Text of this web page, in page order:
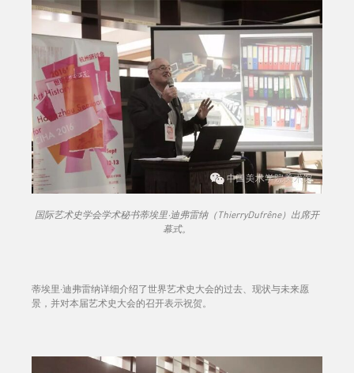
国际艺术史学会学术秘书蒂埃里·迪弗雷纳（ThierryDufrêne）出席开
幕式。
蒂埃里·迪弗雷纳详细介绍了世界艺术史大会的过去、现状与未来愿
景，并对本届艺术史大会的召开表示祝贺。